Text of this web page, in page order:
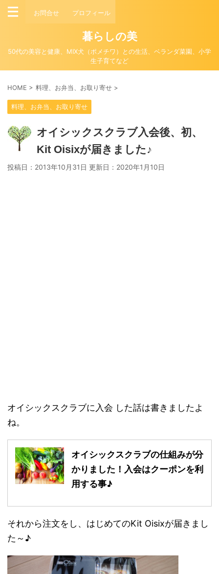
お問合せ プロフィール
暮らしの美
50代の美容と健康、MIX犬（ポメチワ）との生活、ベランダ菜園、小学
生子育てなど
HOME > 料理、お弁当、お取り寄せ >
料理、お弁当、お取り寄せ
オイシックスクラブ入会後、初、
Kit Oisixが届きました♪
投稿日：2013年10月31日 更新日： 2020年1月10日
オイシックスクラブに入会 した話は書きましたよ
ね。
オイシックスクラブの仕組みが分
かりました！入会はクーポンを利
用する事♪
それから注文をし、はじめてのKit Oisixが届きまし
た～♪